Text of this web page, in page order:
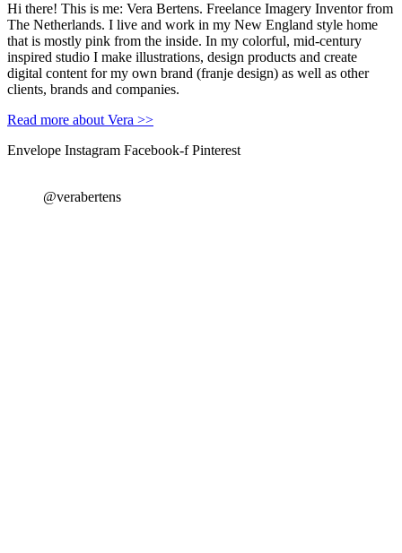
Hi there! This is me: Vera Bertens. Freelance Imagery Inventor from
The Netherlands. I live and work in my New England style home
that is mostly pink from the inside. In my colorful, mid-century
inspired studio I make illustrations, design products and create
digital content for my own brand (franje design) as well as other
clients, brands and companies.
Read more about Vera >>
Envelope Instagram Facebook-f Pinterest
@verabertens